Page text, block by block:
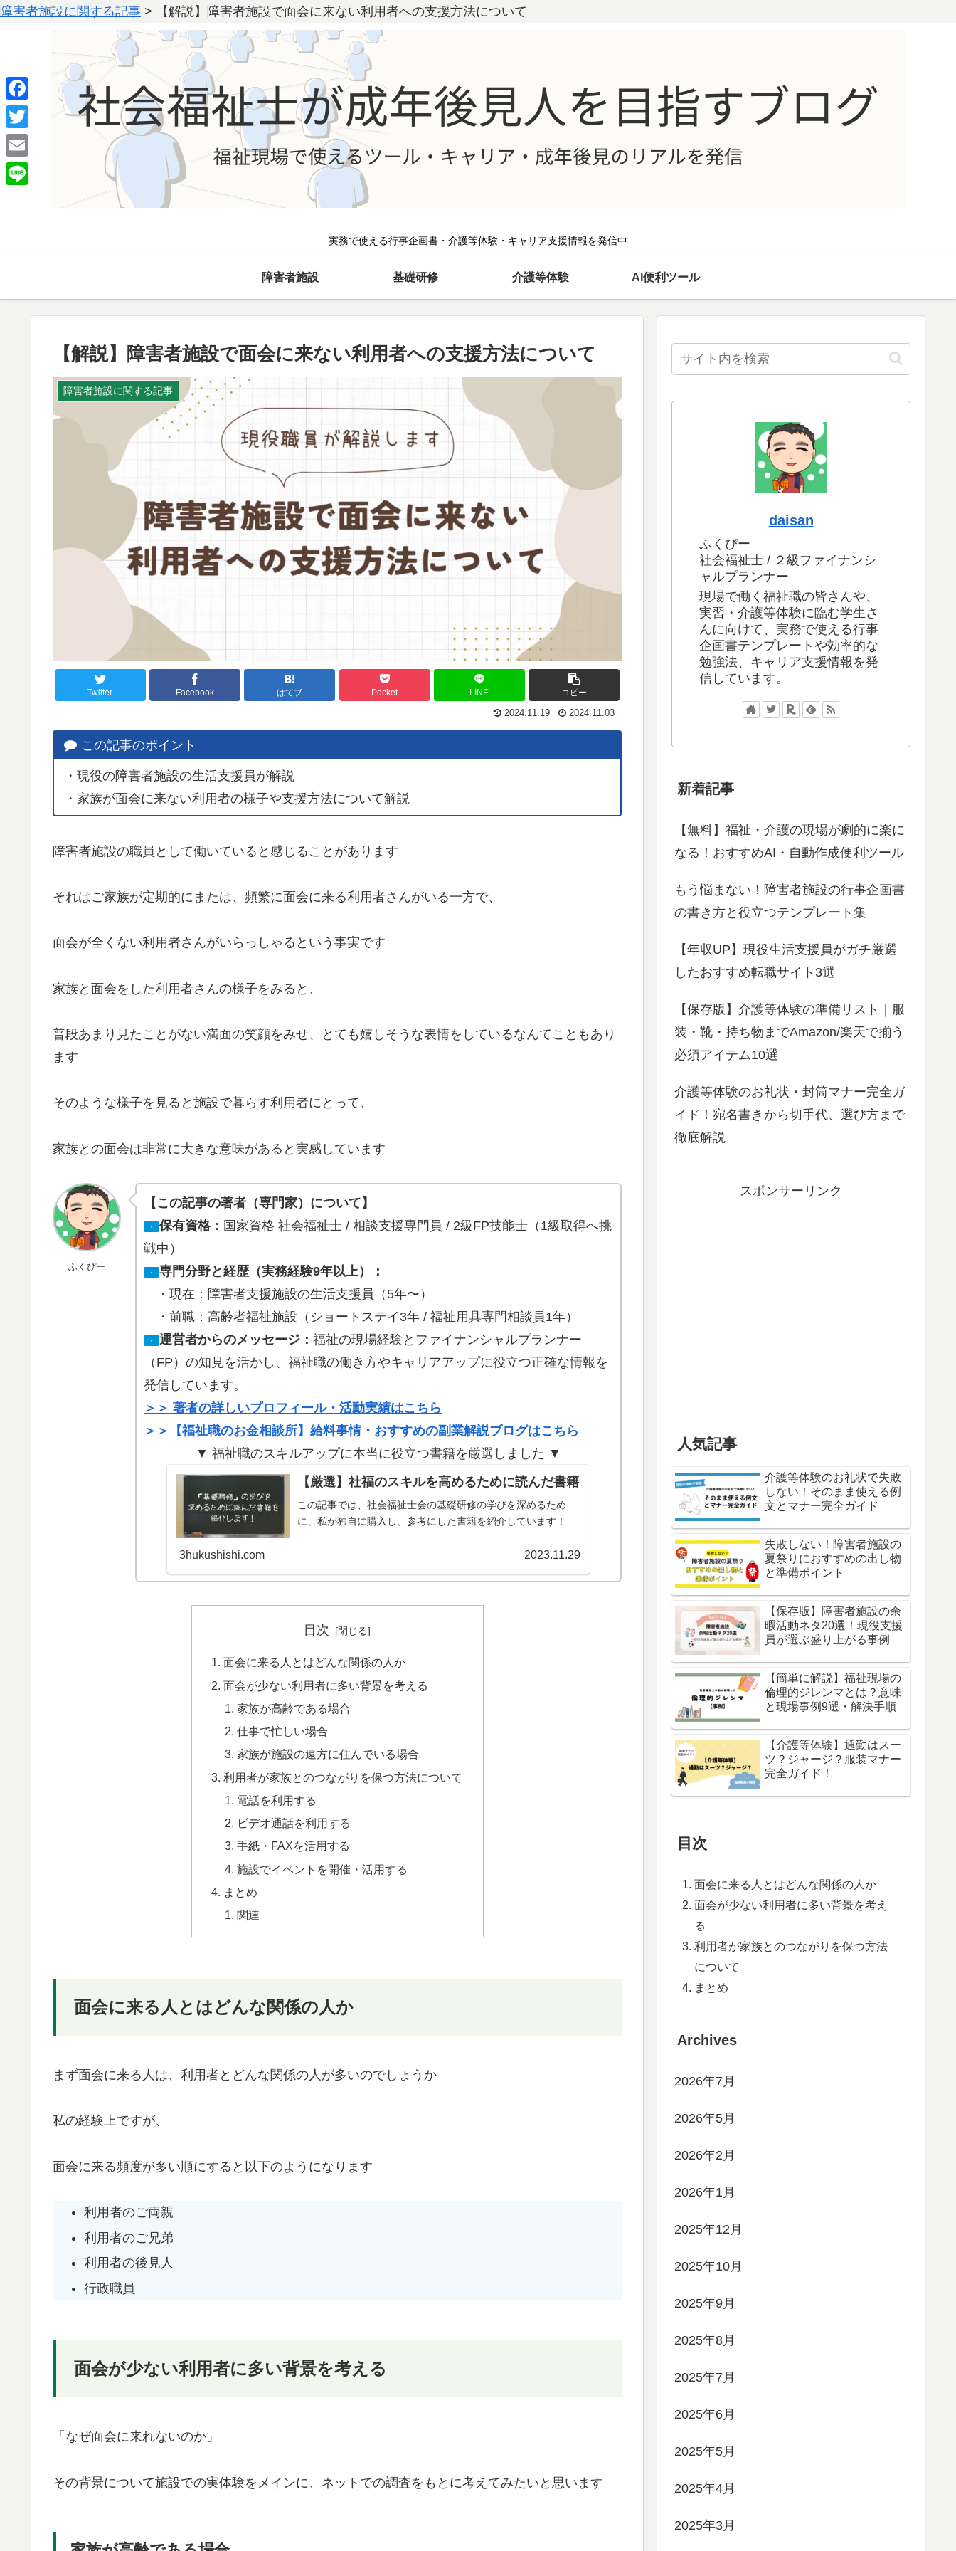
障害者施設に関する記事 > 【解説】障害者施設で面会に来ない利用者への支援方法について
実務で使える行事企画書・介護等体験・キャリア支援情報を発信中
障害者施設 基礎研修 介護等体験 AI便利ツール
【解説】障害者施設で面会に来ない利用者への支援方法について
障害者施設に関する記事
Twitter Facebook はてブ Pocket LINE コピー
2024.11.19 2024.11.03
この記事のポイント
・現役の障害者施設の生活支援員が解説
・家族が面会に来ない利用者の様子や支援方法について解説
障害者施設の職員として働いていると感じることがあります
それはご家族が定期的にまたは、頻繁に面会に来る利用者さんがいる一方で、
面会が全くない利用者さんがいらっしゃるという事実です
家族と面会をした利用者さんの様子をみると、
普段あまり見たことがない満面の笑顔をみせ、とても嬉しそうな表情をしているなんてこともあり
ます
そのような様子を見ると施設で暮らす利用者にとって、
家族との面会は非常に大きな意味があると実感しています
ふくぴー
【この記事の著者（専門家）について】
・ 保有資格： 国家資格 社会福祉士 / 相談支援専門員 / 2級FP技能士（1級取得へ挑
戦中）
・
専門分野と経歴（実務経験9年以上）：
・現在：障害者支援施設の生活支援員（5年〜）
・前職：高齢者福祉施設（ショートステイ3年 / 福祉用具専門相談員1年）
・ 運営者からのメッセージ： 福祉の現場経験とファイナンシャルプランナー
（FP）の知見を活かし、福祉職の働き方やキャリアアップに役立つ正確な情報を
発信しています。
＞＞ 著者の詳しいプロフィール・活動実績はこちら
＞＞【福祉職のお金相談所】給料事情・おすすめの副業解説ブログはこちら
▼ 福祉職のスキルアップに本当に役立つ書籍を厳選しました ▼
【厳選】社福のスキルを高めるために読んだ書籍
この記事では、社会福祉士会の基礎研修の学びを深めるため
に、私が独自に購入し、参考にした書籍を紹介しています！
3hukushishi.com 2023.11.29
目次
面会に来る人とはどんな関係の人か
面会が少ない利用者に多い背景を考える
家族が高齢である場合
仕事で忙しい場合
家族が施設の遠方に住んでいる場合
利用者が家族とのつながりを保つ方法について
電話を利用する
ビデオ通話を利用する
手紙・FAXを活用する
施設でイベントを開催・活用する
まとめ
関連
面会に来る人とはどんな関係の人か
まず面会に来る人は、利用者とどんな関係の人が多いのでしょうか
私の経験上ですが、
面会に来る頻度が多い順にすると以下のようになります
利用者のご両親
利用者のご兄弟
利用者の後見人
行政職員
面会が少ない利用者に多い背景を考える
「なぜ面会に来れないのか」
その背景について施設での実体験をメインに、ネットでの調査をもとに考えてみたいと思います
daisan
ふくぴー
社会福祉士 / ２級ファイナンシ
ャルプランナー
現場で働く福祉職の皆さんや、
実習・介護等体験に臨む学生さ
んに向けて、実務で使える行事
企画書テンプレートや効率的な
勉強法、キャリア支援情報を発
信しています。
新着記事
【無料】福祉・介護の現場が劇的に楽に
なる！おすすめAI・自動作成便利ツール
もう悩まない！障害者施設の行事企画書
の書き方と役立つテンプレート集
【年収UP】現役生活支援員がガチ厳選
したおすすめ転職サイト3選
【保存版】介護等体験の準備リスト｜服
装・靴・持ち物までAmazon/楽天で揃う
必須アイテム10選
介護等体験のお礼状・封筒マナー完全ガ
イド！宛名書きから切手代、選び方まで
徹底解説
スポンサーリンク
人気記事
介護等体験のお礼状で失敗
しない！そのまま使える例
文とマナー完全ガイド
失敗しない！障害者施設の
夏祭りにおすすめの出し物
と準備ポイント
【保存版】障害者施設の余
暇活動ネタ20選！現役支援
員が選ぶ盛り上がる事例
【簡単に解説】福祉現場の
倫理的ジレンマとは？意味
と現場事例9選・解決手順
【介護等体験】通勤はスー
ツ？ジャージ？服装マナー
完全ガイド！
目次
面会に来る人とはどんな関係の人か
面会が少ない利用者に多い背景を考え
る
利用者が家族とのつながりを保つ方法
について
まとめ
Archives
2026年7月
2026年5月
2026年2月
2026年1月
2025年12月
2025年10月
2025年9月
2025年8月
2025年7月
2025年6月
2025年5月
2025年4月
2025年3月
F
a
c
e
T
w
i
E